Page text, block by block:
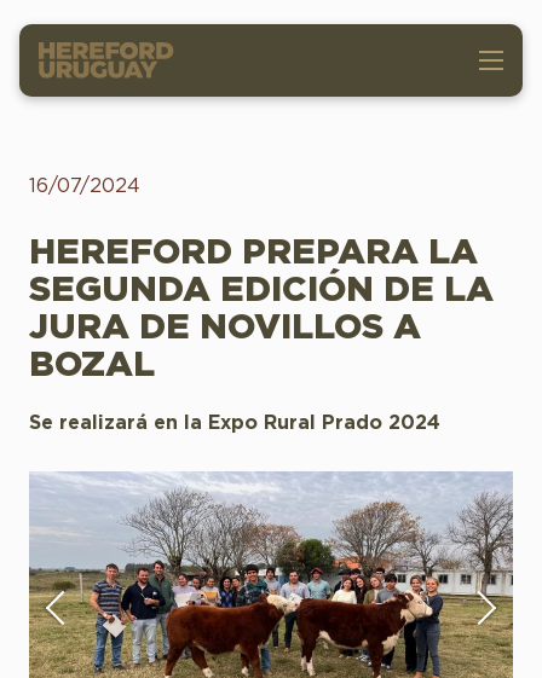
16/07/2024
HEREFORD PREPARA LA
SEGUNDA EDICIÓN DE LA
JURA DE NOVILLOS A
BOZAL
Se realizará en la Expo Rural Prado 2024